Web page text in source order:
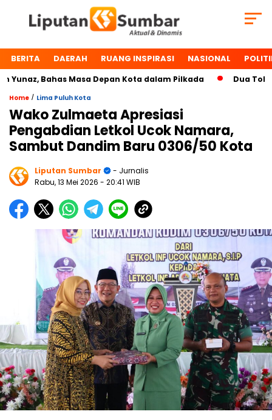
BERITA DAERAH RUANG INSPIRASI NASIONAL
Bahas Masa Depan Kota dalam Pilkada Dua Tokoh
Home / Lima Puluh Kota
Wako Zulmaeta Apresiasi
Pengabdian Letkol Ucok Namara,
Sambut Dandim Baru 0306/50 Kota
Liputan Sumbar
- Jurnalis
Rabu, 13 Mei 2026 - 20:41 WIB